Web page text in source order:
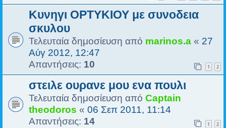
Κυνηγι ΟΡΤΥΚΙΟΥ με συνοδεια
σκυλου
Τελευταία δημοσίευση από marinos.a « 27
Αύγ 2012, 12:47
Απαντήσεις: 10 1 2
στειλε ουρανε μου ενα πουλι
Τελευταία δημοσίευση από Captain
theodoros « 06 Σεπ 2011, 11:14
Απαντήσεις: 14 1 2